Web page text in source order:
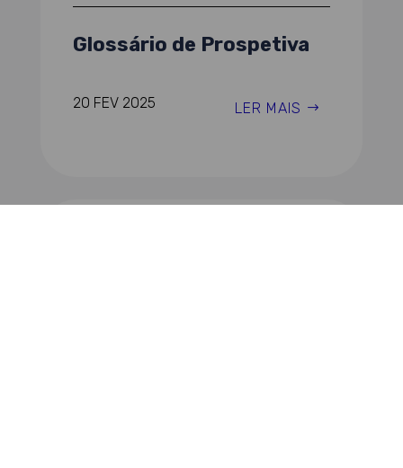
Glossário de Prospetiva
20 FEV 2025 LER MAIS